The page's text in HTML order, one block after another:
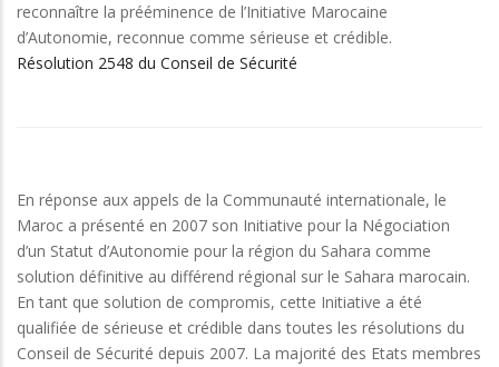
reconnaître la prééminence de l’Initiative Marocaine
d’Autonomie, reconnue comme sérieuse et crédible.
Résolution 2548 du Conseil de Sécurité
En réponse aux appels de la Communauté internationale, le
Maroc a présenté en 2007 son Initiative pour la Négociation
d’un Statut d’Autonomie pour la région du Sahara comme
solution définitive au différend régional sur le Sahara marocain.
En tant que solution de compromis, cette Initiative a été
qualifiée de sérieuse et crédible dans toutes les résolutions du
Conseil de Sécurité depuis 2007. La majorité des Etats membres